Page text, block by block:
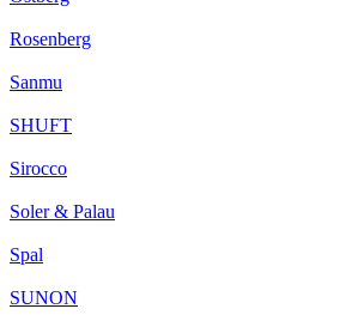
Rosenberg
Sanmu
SHUFT
Sirocco
Soler & Palau
Spal
SUNON